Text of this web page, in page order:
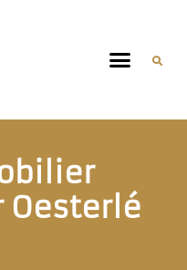
Oesterlé